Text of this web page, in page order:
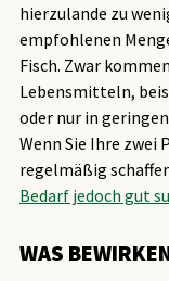
hierzulande zu
empfohlenen
Fisch. Zwar
Lebensmitteln,
oder nur in
Wenn Sie Ihre zwei
regelmäßig
Bedarf jedoch gut
WAS